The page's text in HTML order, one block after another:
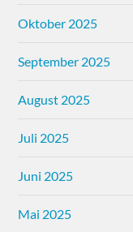
Oktober 2025
September 2025
August 2025
Juli 2025
Juni 2025
Mai 2025